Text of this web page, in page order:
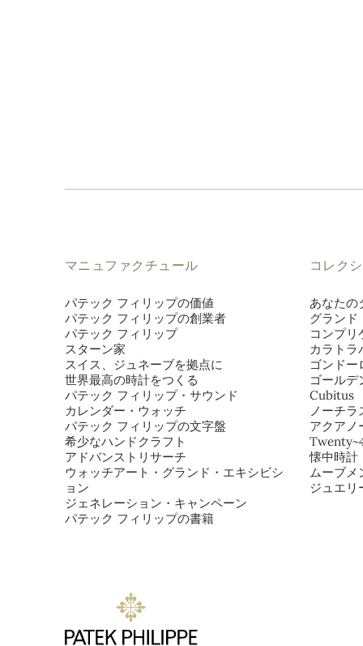
マニュファクチュール
パテック フィリップの価値
パテック フィリップの創業者
パテック フィリップ
スターン家
スイス、ジュネーブを拠点に
世界最高の時計をつくる
パテック フィリップ・サウンド
カレンダー・ウォッチ
パテック フィリップの文字盤
希少なハンドクラフト
アドバンストリサーチ
ウォッチアート・グランド・エキシビシ
ョン
ジェネレーション・キャンペーン
パテック フィリップの書籍
コレク
あなたの
グランド
コンプリ
カラトラ
ゴンドー
ゴールデ
Cubitus
ノーチラ
アクアノ
懐中時計
ムーブメ
ジュエリ